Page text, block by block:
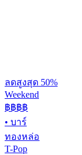
ลดสูงสุด 50%
Weekend
฿฿฿฿
• บาร์
ทองหล่อ
T-Pop